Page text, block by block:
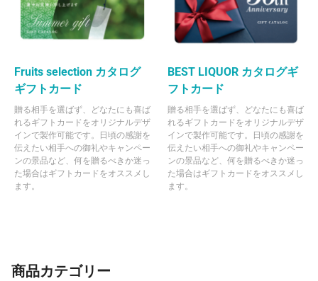
Fruits selection カタログ
ギフトカード
贈る相手を選ばず、どなたにも喜ば
れるギフトカードをオリジナルデザ
インで製作可能です。日頃の感謝を
伝えたい相手への御礼やキャンペー
ンの景品など、何を贈るべきか迷っ
た場合はギフトカードをオススメし
ます。
BEST LIQUOR カタログギ
フトカード
贈る相手を選ばず、どなたにも喜ば
れるギフトカードをオリジナルデザ
インで製作可能です。日頃の感謝を
伝えたい相手への御礼やキャンペー
ンの景品など、何を贈るべきか迷っ
た場合はギフトカードをオススメし
ます。
商品カテゴリー